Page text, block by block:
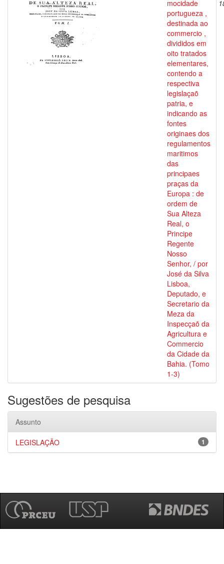
mocidade
portugueza ,
destinada ao
commercio ,
divididos em
oito tratados
elementares,
contendo a
respectiva
legislaçaõ
patria, e
indicando as
fontes
originaes dos
regulamentos
maritimos
das
principaes
praças da
Europa : de
ordem de
Sua Alteza
Real, o
Principe
Regente
Nosso
Senhor, / por
José da Silva
Lisboa,
Deputado, e
Secretario da
Meza da
Inspecçaõ da
Agricultura e
Commercio
da Cidade da
Bahia. (Tomo
1-3)
Sugestões de pesquisa
Assunto
1
LEGISLAÇÃO